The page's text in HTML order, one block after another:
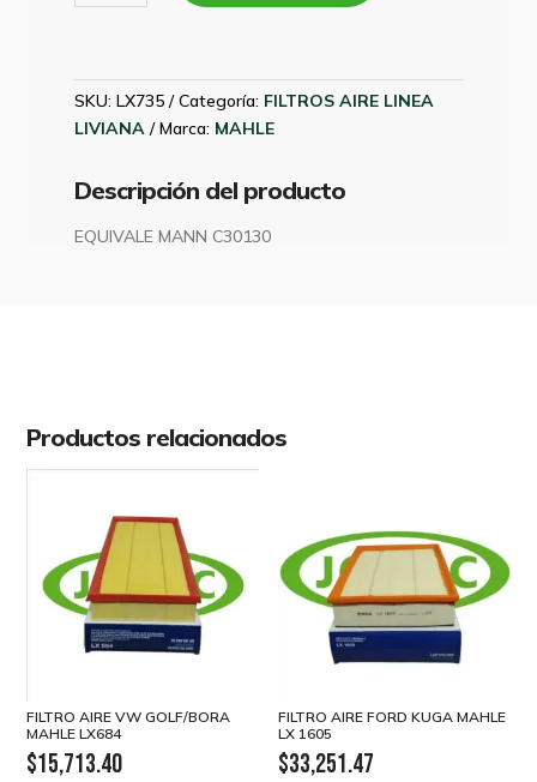
CHEV
TURBDIE
MAHLE
cantidad
SKU:LX735 Categoría: FILTROS AIRE LINEA
LIVIANA
Marca: MAHLE
Descripción del producto
EQUIVALE MANN C30130
Productos relacionados
FILTRO AIRE VW GOLF/BORA
MAHLE LX684
$15,713.40
FILTRO AIRE FORD KUGA MAHLE
LX 1605
$33,251.47